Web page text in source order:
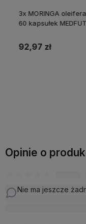
3x MORINGA oleifera
60 kapsułek
92,97 zł
Opinie o
Nie ma jeszcze